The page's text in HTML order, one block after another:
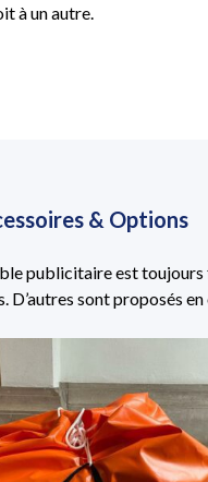
à un autre.
& Options
publicitaire est toujours
D’autres sont proposés en